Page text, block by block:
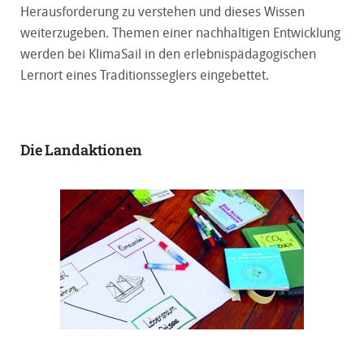
Herausforderung zu verstehen und dieses Wissen
weiterzugeben. Themen einer nachhaltigen Entwicklung
werden bei KlimaSail in den erlebnispädagogischen
Lernort eines Traditionsseglers eingebettet.
Die Landaktionen